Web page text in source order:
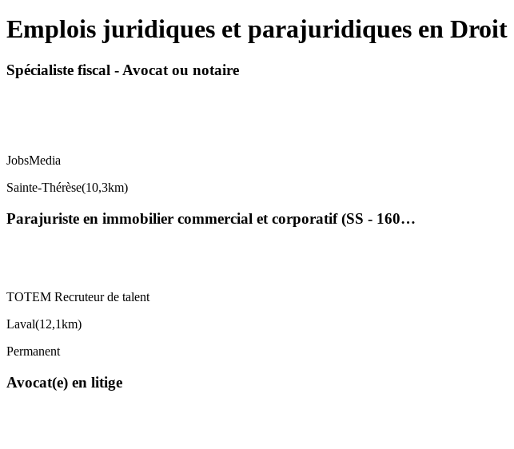
Emplois juridiques et parajuridiques en
Spécialiste fiscal - Avocat ou notaire
JobsMedia
Sainte-Thérèse(10,3km)
Parajuriste en immobilier commercial et corporatif (SS - 160…
TOTEM Recruteur de talent
Laval(12,1km)
Permanent
Avocat(e) en litige